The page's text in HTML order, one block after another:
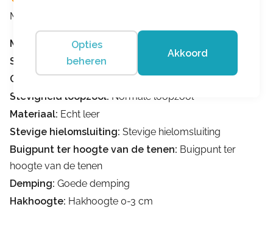
Merk:
Merk:
Finn Comfort
Sluiting:
Klittenband
Geschikt voor inlegzolen:Geschikt voor inlegzolen
Stevigheid loopzool: Normale loopzool
Materiaal: Echt leer
Stevige hielomsluiting: Stevige hielomsluiting
Buigpunt ter hoogte van de tenen: Buigpunt ter
hoogte van de tenen
Demping: Goede demping
Hakhoogte: Hakhoogte 0-3 cm
Opties
beheren
Akkoord